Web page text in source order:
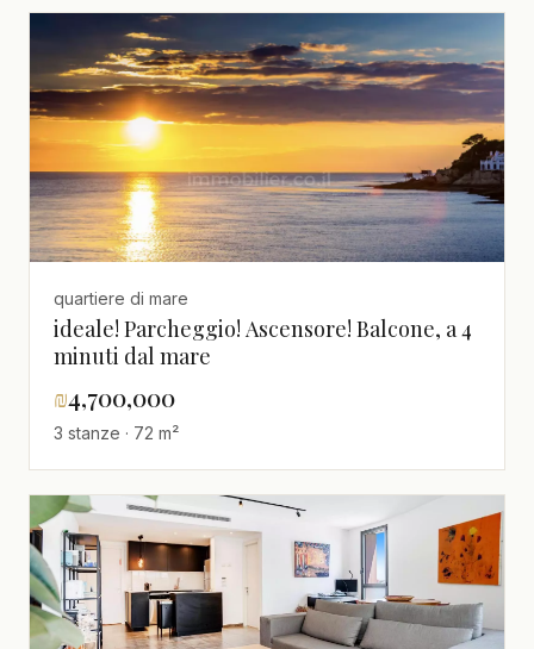
quartiere di mare
ideale! Parcheggio! Ascensore! Balcone, a 4
minuti dal mare
₪4,700,000
3 stanze · 72 m²